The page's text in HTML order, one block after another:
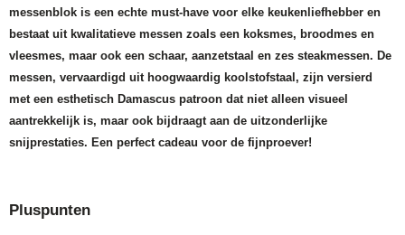
messenblok is een echte must-have voor elke keukenliefhebber en
bestaat uit kwalitatieve messen zoals een koksmes, broodmes en
vleesmes, maar ook een schaar, aanzetstaal en zes steakmessen. De
messen, vervaardigd uit hoogwaardig koolstofstaal, zijn versierd
met een esthetisch Damascus patroon dat niet alleen visueel
aantrekkelijk is, maar ook bijdraagt aan de uitzonderlijke
snijprestaties. Een perfect cadeau voor de fijnproever!
Pluspunten